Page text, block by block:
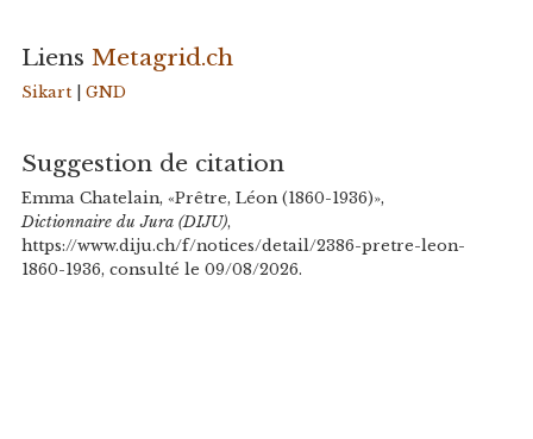
Liens Metagrid.ch
Sikart| GND
Suggestion de citation
Emma Chatelain, «Prêtre, Léon (1860-1936)»,
Dictionnaire du Jura (DIJU),
https://www.diju.ch/f/notices/detail/2386-pretre-leon-
1860-1936, consulté le 09/08/2026.